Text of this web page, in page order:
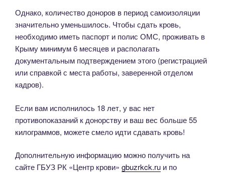
Однако, количество доноров в период самоизоляции
значительно уменьшилось. Чтобы сдать кровь,
необходимо иметь паспорт и полис ОМС, проживать в
Крыму минимум 6 месяцев и располагать
документальным подтверждением этого (регистрацией
или справкой с места работы, заверенной отделом
кадров).
Если вам исполнилось 18 лет, у вас нет
противопоказаний к донорству и ваш вес больше 55
килограммов, можете смело идти сдавать кровь!
Дополнительную информацию можно получить на
сайте ГБУЗ РК «Центр крови» gbuzrkck.ru и по